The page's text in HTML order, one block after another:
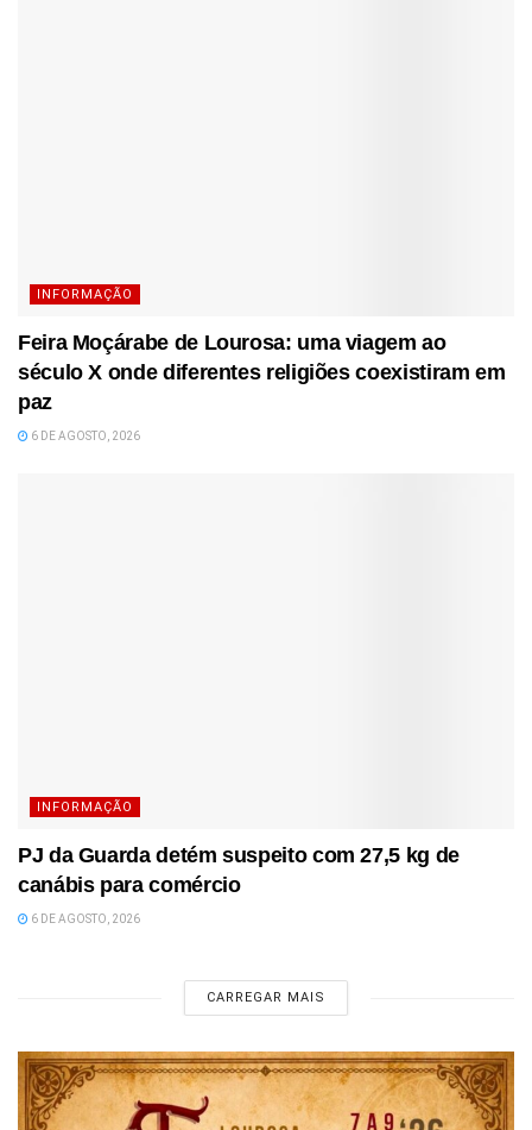
INFORMAÇÃO
Feira Moçárabe de Lourosa: uma viagem ao
século X onde diferentes religiões coexistiram em
paz
6 DE AGOSTO, 2026
INFORMAÇÃO
PJ da Guarda detém suspeito com 27,5 kg de
canábis para comércio
6 DE AGOSTO, 2026
CARREGAR MAIS